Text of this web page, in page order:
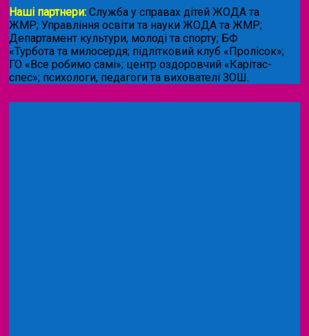
Наші партнери: Служба у справах дітей ЖОДА та
ЖМР; Управління освіти та науки ЖОДА та ЖМР;
Департамент культури, молоді та спорту; БФ
«Турбота та милосердя; підлітковий клуб «Пролісок»;
ГО «Все робимо самі»; центр оздоровчий «Карітас-
спес»; психологи, педагоги та вихователі ЗОШ.